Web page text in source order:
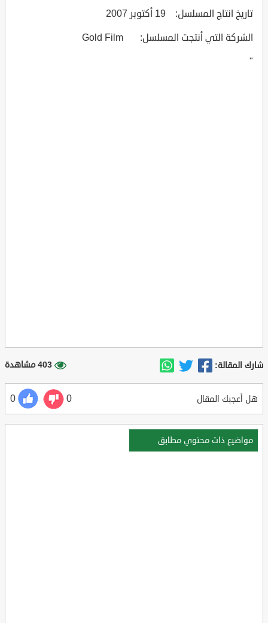
تاريخ انتاج المسلسل: 19 أكتوبر 2007
الشركة التي أنتجت المسلسل: Gold Film
"
شارك المقالة: 403 مشاهدة
هل أعجبك المقال 0
0
مواضيع ذات محتوي مطابق